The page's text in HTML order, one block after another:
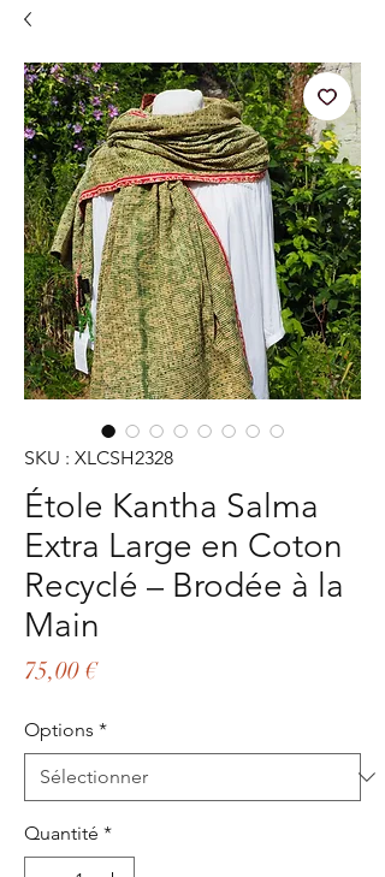
SKU : XLCSH2328
Étole Kantha Salma
Extra Large en Coton
Recyclé – Brodée à la
Main
75,00 €Prix
Options *
Quantité *